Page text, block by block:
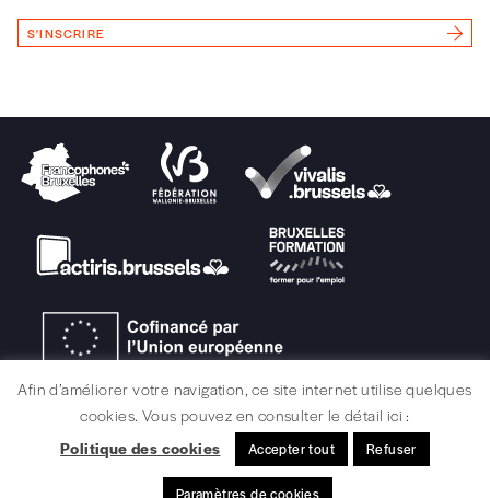
S'INSCRIRE
MENTIONS LÉGALES / CRÉDITS
Afin d’améliorer votre navigation, ce site internet utilise quelques
cookies. Vous pouvez en consulter le détail ici :
Politique des cookies
Accepter tout Refuser
Paramètres de cookies